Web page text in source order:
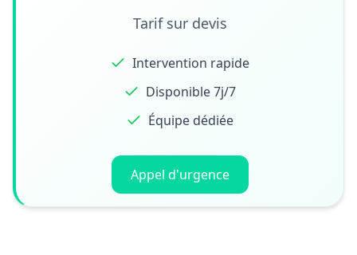
Tarif sur devis
Intervention rapide
Disponible 7j/7
Équipe dédiée
Appel d'urgence